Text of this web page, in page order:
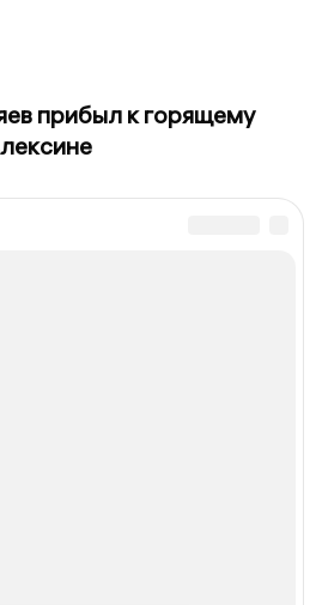
прибыл к горящему